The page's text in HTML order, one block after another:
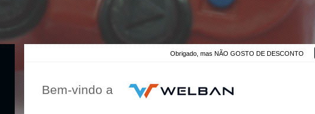
Obrigado, mas NÃO GOSTO DE DESCONTO
Bem-vindo a